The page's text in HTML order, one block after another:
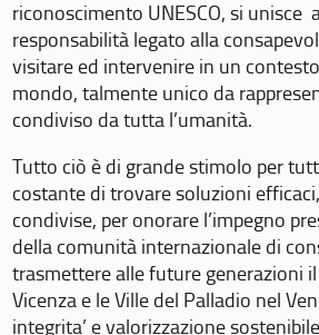
riconoscimento UNESCO, si unisce
responsabilità legato alla
visitare ed intervenire in un
mondo, talmente unico da
condiviso da tutta l’umanità.
Tutto ciò è di grande stimolo per
costante di trovare soluzioni
condivise, per onorare l’impegno
della comunità internazionale di
trasmettere alle future generazioni il
Vicenza e le Ville del Palladio nel
integrita’ e valorizzazione